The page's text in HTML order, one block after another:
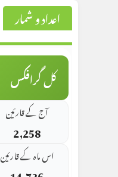
اعداد و شمار
کل گرافکس
آج کے قارئین
2,258
اس ماہ کے قارئین